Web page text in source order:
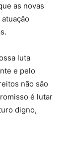
as novas
luta
e pelo
não são
é lutar
digno,